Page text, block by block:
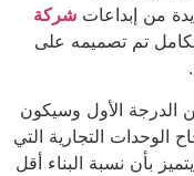
من إبداعات شركة
تم تصميمه على
الدرجة الأول وسيكون
الوحدات التجارية التي
بأن نسبة البناء أقل